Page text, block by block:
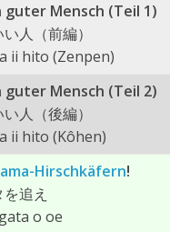
Mensch (Teil 1)
人（前編）
ii hito (Zenpen)
Mensch (Teil 2)
人（後編）
ii hito (Kôhen)
Hirschkäfern!
追え
o oe